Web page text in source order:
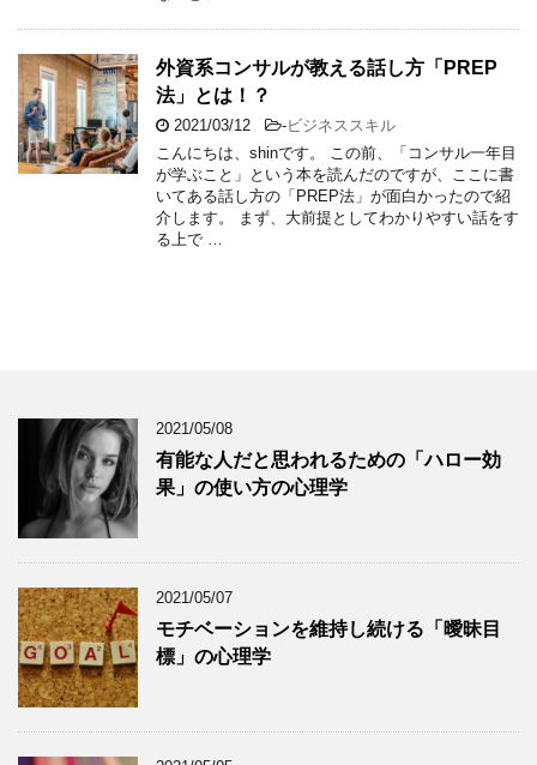
外資系コンサルが教える話し方「PREP
法」とは！？
2021/03/12 -ビジネススキル
こんにちは、shinです。 この前、「コンサル一年目
が学ぶこと」という本を読んだのですが、ここに書
いてある話し方の「PREP法」が面白かったので紹
介します。 まず、大前提としてわかりやすい話をす
る上で …
2021/05/08
有能な人だと思われるための「ハロー効
果」の使い方の心理学
2021/05/07
モチベーションを維持し続ける「曖昧目
標」の心理学